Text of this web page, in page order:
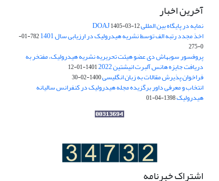
آخرین اخبار
نمایه در پایگاه بین المللی DOAJ1405-03-12
اخذ مجدد رتبه الف توسط نشریه هیدرولیک در ارزیابی سال 1401
782-01-
0-275
پروفسور سوبهاش دی عضو هیئت تحریریه نشریه هیدرولیک، مفتخر به
دریافت جایزه هانس آلبرت انیشتین 2022 1401-01-12
فراخوان پذیرش مقالات به زبان انگلیسی1400-02-30
انتخاب و معرفی داور برگزیده مجله هیدرولیک در کنفرانس سالیانه
هیدرولیک1398-04-01
اشتراک خبرنامه